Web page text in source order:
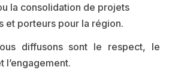
la consolidation de projets
et porteurs pour la région.
diffusons sont le respect, le
l’engagement.